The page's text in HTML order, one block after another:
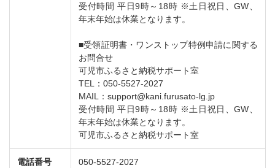
受付時間 平日9時～18時 ※土日祝日、GW、
年末年始は休業となります。
■受領証明書・ワンストップ特例申請に関する
お問合せ
可児市ふるさと納税サポート室
TEL：050-5527-2027
MAIL：support@kani.furusato-lg.jp
受付時間 平日9時～18時 ※土日祝日、GW、
年末年始は休業となります。
可児市ふるさと納税サポート室
電話番号 050-5527-2027